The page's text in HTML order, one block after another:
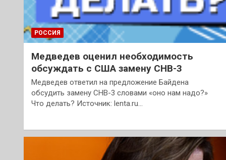
РОССИЯ
Медведев оценил необходимость
обсуждать с США замену СНВ-3
Медведев ответил на предложение Байдена
обсудить замену СНВ-3 словами «оно нам надо?»
Что делать? Источник: lenta.ru…